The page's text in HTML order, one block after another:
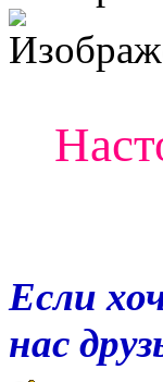
Если
нас